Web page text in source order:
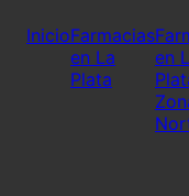
InicioFarmacias
en La
Plata
en